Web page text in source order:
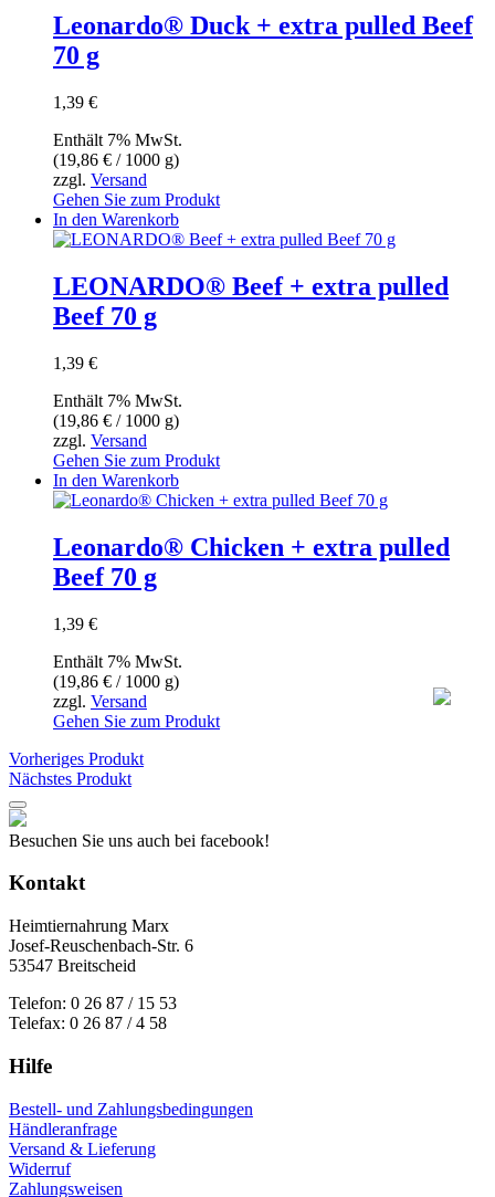
Leonardo® Duck + extra pulled Beef
70 g
1,39 €
Enthält 7% MwSt.
(19,86 € / 1000 g)
zzgl. Versand
Gehen Sie zum Produkt
In den Warenkorb
LEONARDO® Beef + extra pulled
Beef 70 g
1,39 €
Enthält 7% MwSt.
(19,86 € / 1000 g)
zzgl. Versand
Gehen Sie zum Produkt
In den Warenkorb
Leonardo® Chicken + extra pulled
Beef 70 g
1,39 €
Enthält 7% MwSt.
(19,86 € / 1000 g)
zzgl. Versand
Gehen Sie zum Produkt
Vorheriges Produkt
Nächstes Produkt
Besuchen Sie uns auch bei facebook!
Kontakt
Heimtiernahrung Marx
Josef-Reuschenbach-Str. 6
53547 Breitscheid
Telefon: 0 26 87 / 15 53
Telefax: 0 26 87 / 4 58
Hilfe
Bestell- und Zahlungsbedingungen
Händleranfrage
Versand & Lieferung
Widerruf
Zahlungsweisen